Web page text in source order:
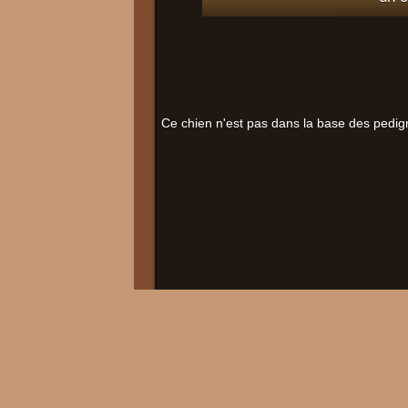
Ce chien n'est pas dans la base des